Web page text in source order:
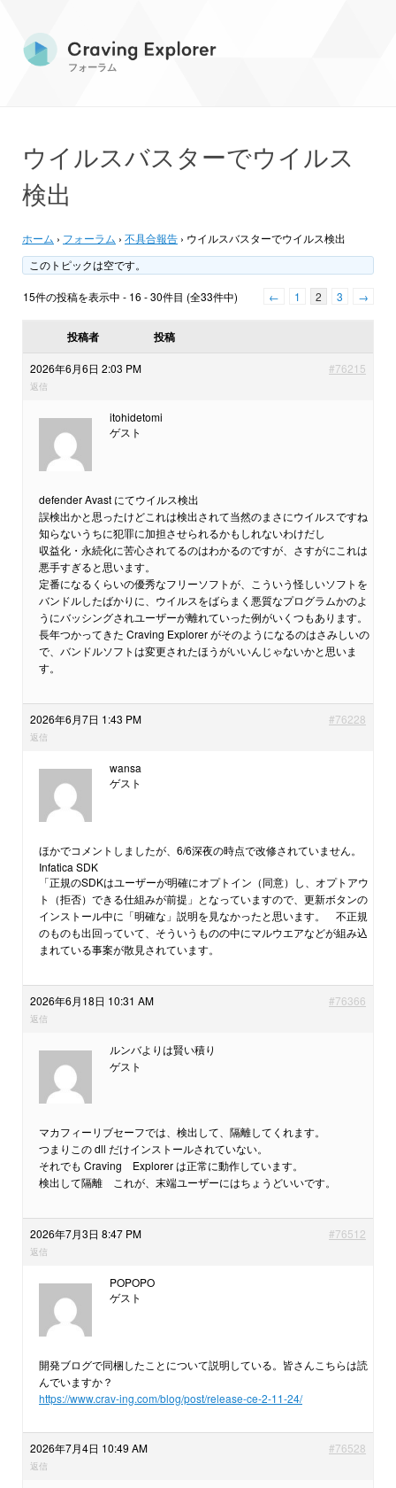
フォーラム
ウイルスバスターでウイルス
検出
ホーム › フォーラム › 不具合報告 › ウイルスバスターでウイルス検出
このトピックは空です。
15件の投稿を表示中 - 16 - 30件目 (全33件中) ← 1 2 3 →
投稿者 投稿
2026年6月6日 2:03 PM #76215
返信
itohidetomi
ゲスト
defender Avast にてウイルス検出
誤検出かと思ったけどこれは検出されて当然のまさにウイルスですね
知らないうちに犯罪に加担させられるかもしれないわけだし
収益化・永続化に苦心されてるのはわかるのですが、さすがにこれは
悪手すぎると思います。
定番になるくらいの優秀なフリーソフトが、こういう怪しいソフトを
バンドルしたばかりに、ウイルスをばらまく悪質なプログラムかのよ
うにバッシングされユーザーが離れていった例がいくつもあります。
長年つかってきた Craving Explorer がそのようになるのはさみしいの
で、バンドルソフトは変更されたほうがいいんじゃないかと思いま
す。
2026年6月7日 1:43 PM #76228
返信
wansa
ゲスト
ほかでコメントしましたが、6/6深夜の時点で改修されていません。
Infatica SDK
「正規のSDKはユーザーが明確にオプトイン（同意）し、オプトアウ
ト（拒否）できる仕組みが前提」となっていますので、更新ボタンの
インストール中に「明確な」説明を見なかったと思います。 不正規
のものも出回っていて、そういうものの中にマルウエアなどが組み込
まれている事案が散見されています。
2026年6月18日 10:31 AM #76366
返信
ルンバよりは賢い積り
ゲスト
マカフィーリブセーフでは、検出して、隔離してくれます。
つまりこの dll だけインストールされていない。
それでも Craving Explorer は正常に動作しています。
検出して隔離 これが、末端ユーザーにはちょうどいいです。
2026年7月3日 8:47 PM #76512
返信
POPOPO
ゲスト
開発ブログで同梱したことについて説明している。皆さんこちらは読
んでいますか？
https://www.crav-ing.com/blog/post/release-ce-2-11-24/
2026年7月4日 10:49 AM #76528
返信